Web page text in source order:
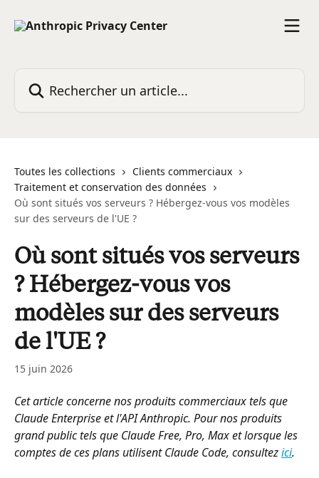
Toutes les collections
Clients commerciaux
Traitement et conservation des données
Où sont situés vos serveurs ? Hébergez-vous vos modèles
sur des serveurs de l'UE ?
Où sont situés vos serveurs
? Hébergez-vous vos
modèles sur des serveurs
de l'UE ?
15 juin 2026
Cet article concerne nos produits commerciaux tels que
Claude Enterprise et l'API Anthropic. Pour nos produits
grand public tels que Claude Free, Pro, Max et lorsque les
comptes de ces plans utilisent Claude Code, consultez ici.